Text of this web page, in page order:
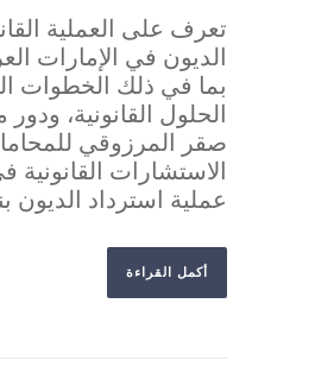
تعرف على العملية
الديون في الإمارات
بما في ذلك الخطوات
الحلول القانونية،
صقر المرزوقي
الاستشارات
عملية استرداد الديون
أكمل القراءة